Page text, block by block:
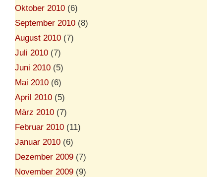
Oktober 2010 (6)
September 2010 (8)
August 2010 (7)
Juli 2010 (7)
Juni 2010 (5)
Mai 2010 (6)
April 2010 (5)
März 2010 (7)
Februar 2010 (11)
Januar 2010 (6)
Dezember 2009 (7)
November 2009 (9)